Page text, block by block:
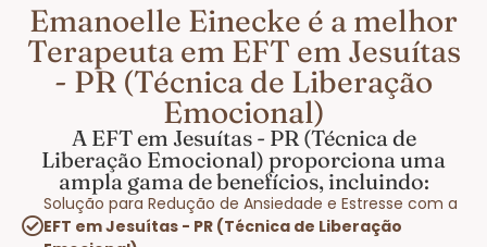
Emanoelle Einecke é a melhor
Terapeuta em EFT em Jesuítas
- PR (Técnica de Liberação
Emocional)
A EFT em Jesuítas - PR (Técnica de
Liberação Emocional) proporciona uma
ampla gama de benefícios, incluindo:
Solução para Redução de Ansiedade e Estresse com a
EFT em Jesuítas - PR (Técnica de Liberação